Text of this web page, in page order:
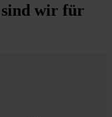
sind wir für